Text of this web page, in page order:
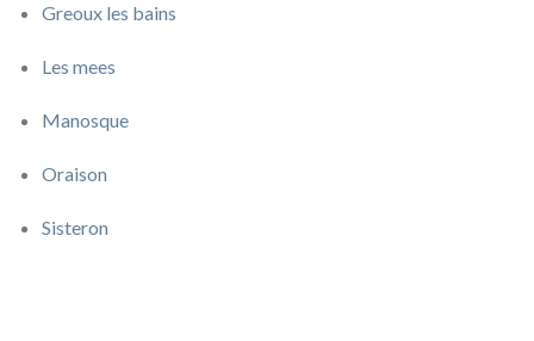
Greoux les bains
Les mees
Manosque
Oraison
Sisteron